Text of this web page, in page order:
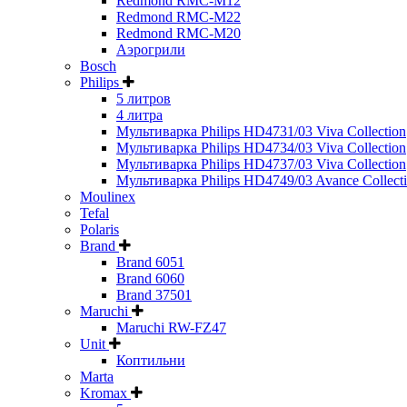
Redmond RMC-M22
Redmond RMC-M20
Аэрогрили
Bosch
Philips
5 литров
4 литра
Мультиварка Philips HD4731/03 Viva Collection
Мультиварка Philips HD4734/03 Viva Collection
Мультиварка Philips HD4737/03 Viva Collection
Мультиварка Philips HD4749/03 Avance
Moulinex
Tefal
Polaris
Brand
Brand 6051
Brand 6060
Brand 37501
Maruchi
Maruchi RW-FZ47
Unit
Коптильни
Marta
Kromax